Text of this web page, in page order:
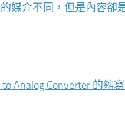
媒介不同，但是內容卻
to Analog Converter 的